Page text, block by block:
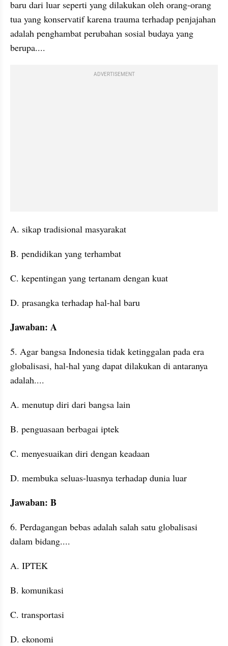
baru dari luar seperti yang dilakukan oleh orang-orang
tua yang konservatif karena trauma terhadap penjajahan
adalah penghambat perubahan sosial budaya yang
berupa....
ADVERTISEMENT
A. sikap tradisional masyarakat
B. pendidikan yang terhambat
C. kepentingan yang tertanam dengan kuat
D. prasangka terhadap hal-hal baru
Jawaban: A
5. Agar bangsa Indonesia tidak ketinggalan pada era
globalisasi, hal-hal yang dapat dilakukan di antaranya
adalah....
A. menutup diri dari bangsa lain
B. penguasaan berbagai iptek
C. menyesuaikan diri dengan keadaan
D. membuka seluas-luasnya terhadap dunia luar
Jawaban: B
6. Perdagangan bebas adalah salah satu globalisasi
dalam bidang....
A. IPTEK
B. komunikasi
C. transportasi
D. ekonomi